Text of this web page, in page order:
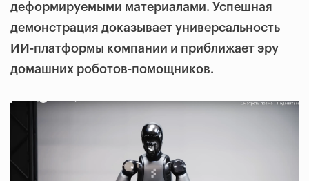
деформируемыми материалами. Успешная
демонстрация доказывает универсальность
ИИ-платформы компании и приближает эру
домашних роботов-помощников.